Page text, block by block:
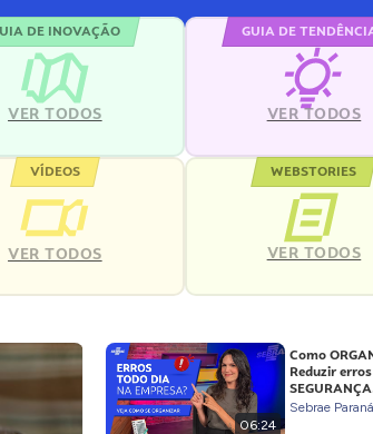
DE INOVAÇÃO
VER TODOS
GUIA DE
VER TODOS
VÍDEOS
VER TODOS
WEBSTORIES
VER TODOS
06:24
Como
Reduzir
Sebrae Paraná